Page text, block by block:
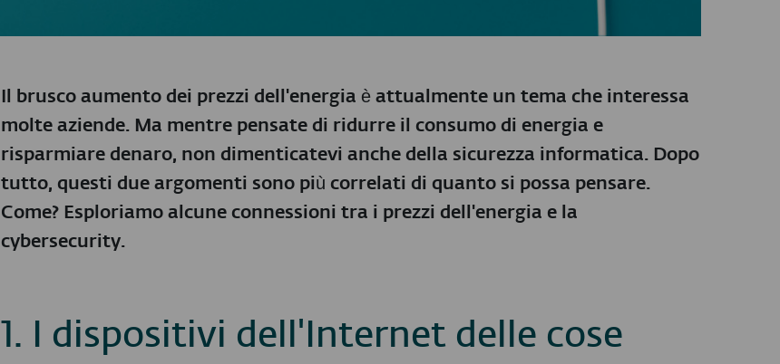
Il brusco aumento dei prezzi dell'energia è attualmente un tema che interessa
molte aziende. Ma mentre pensate di ridurre il consumo di energia e
risparmiare denaro, non dimenticatevi anche della sicurezza informatica. Dopo
tutto, questi due argomenti sono più correlati di quanto si possa pensare.
Come? Esploriamo alcune connessioni tra i prezzi dell'energia e la
cybersecurity.
1. I dispositivi dell'Internet delle cose